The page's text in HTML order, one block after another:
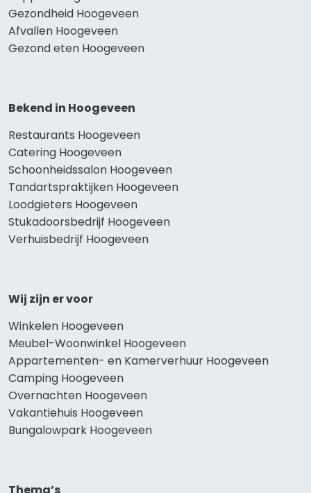
Gezondheid Hoogeveen
Afvallen Hoogeveen
Gezond eten Hoogeveen
Bekend in Hoogeveen
Restaurants Hoogeveen
Catering Hoogeveen
Schoonheidssalon Hoogeveen
Tandartspraktijken Hoogeveen
Loodgieters Hoogeveen
Stukadoorsbedrijf Hoogeveen
Verhuisbedrijf Hoogeveen
Wij zijn er voor
Winkelen Hoogeveen
Meubel-Woonwinkel Hoogeveen
Appartementen- en Kamerverhuur Hoogeveen
Camping Hoogeveen
Overnachten Hoogeveen
Vakantiehuis Hoogeveen
Bungalowpark Hoogeveen